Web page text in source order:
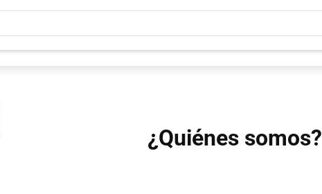
¿Quiénes somos?